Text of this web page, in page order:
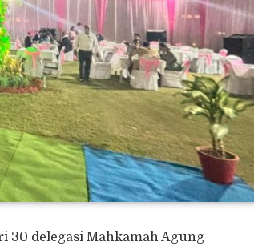
30 delegasi Mahkamah Agung